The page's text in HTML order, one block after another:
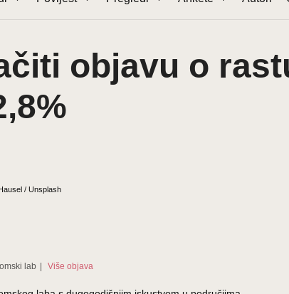
objavu o
/ Unsplash
lab Više objava